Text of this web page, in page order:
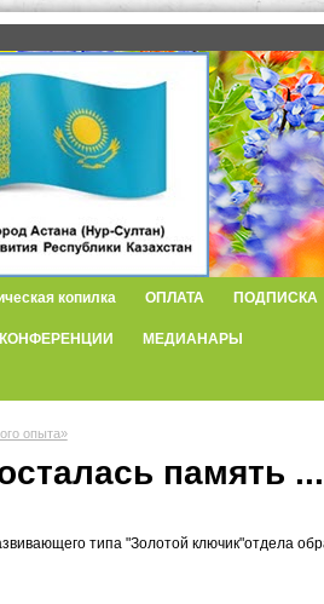
копилка ОПЛАТА ПОДПИСКА
КОНФЕРЕНЦИИ МЕДИАНАРЫ
опыта»
память
типа "Золотой ключик"отдела